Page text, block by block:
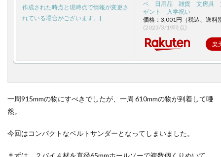
ベ 日用品 雑貨 文房具
ゼント 入学祝い
価格：3,001円（税込、送料
(2023/3/19時点)
楽
一周915mmの物にすべきでしたが、一周 610mmの物が到着して唖
然。
今回はコンパクトなベルトサンダーとなってしまいました。
まずは、２バイ４材を直径65mmホールソーで複数個くりぬいて、